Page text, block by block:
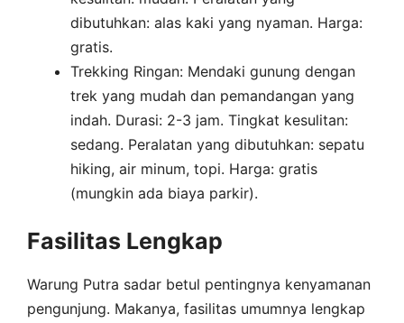
dibutuhkan: alas kaki yang nyaman. Harga:
gratis.
Trekking Ringan: Mendaki gunung dengan
trek yang mudah dan pemandangan yang
indah. Durasi: 2-3 jam. Tingkat kesulitan:
sedang. Peralatan yang dibutuhkan: sepatu
hiking, air minum, topi. Harga: gratis
(mungkin ada biaya parkir).
Fasilitas Lengkap
Warung Putra sadar betul pentingnya kenyamanan
pengunjung. Makanya, fasilitas umumnya lengkap